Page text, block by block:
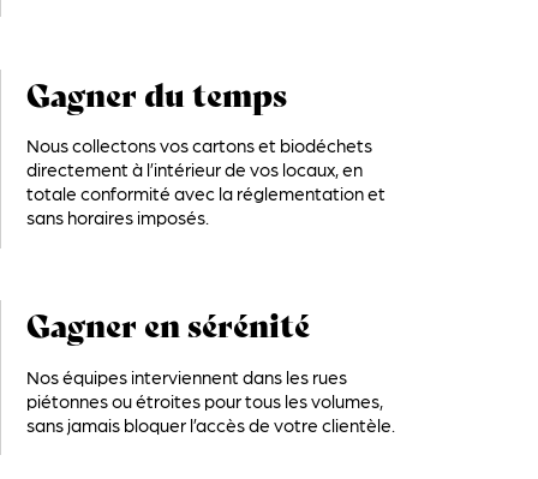
Gagner du temps
Nous collectons vos cartons et biodéchets
directement à l’intérieur de vos locaux, en
totale conformité avec la réglementation et
sans horaires imposés.
Gagner en sérénité
Nos équipes interviennent dans les rues
piétonnes ou étroites pour tous les volumes,
sans jamais bloquer l’accès de votre clientèle.